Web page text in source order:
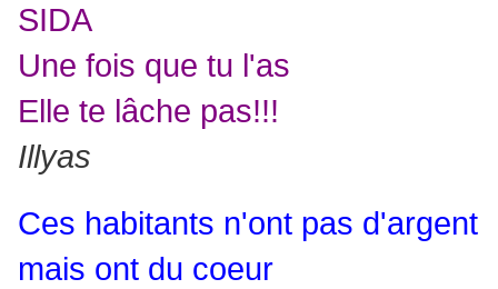
SIDA
Une fois que tu l'as
Elle te lâche pas!!!
Illyas
Ces habitants n'ont pas d'argent
mais ont du coeur